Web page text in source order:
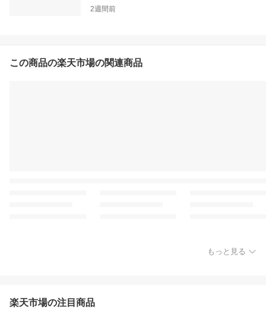
2週間前
この商品の楽天市場の関連商品
もっと見る
楽天市場の注目商品